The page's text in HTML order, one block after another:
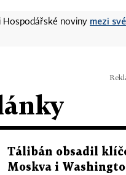
Hospodářské noviny mezi
Tálibán obsadil
Moskva i